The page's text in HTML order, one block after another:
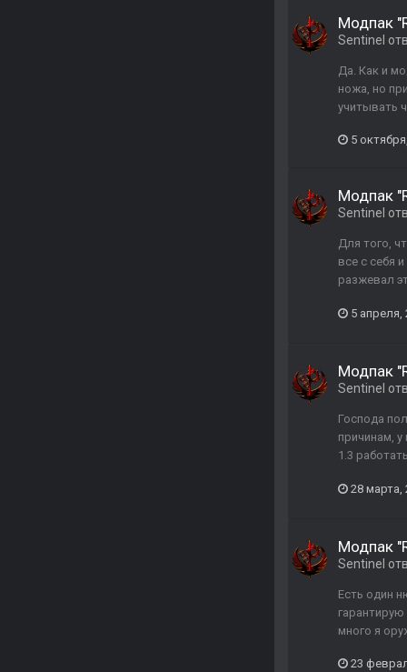
Модпак
Sentinel
Да. Как и
ножа, но
учитывать
5
Модпак
Sentinel
Для того,
все с себя
разжевал
5 апреля,
Модпак
Sentinel
Господа
причинам,
1.3
28 марта,
Модпак
Sentinel
Есть один
много я
23